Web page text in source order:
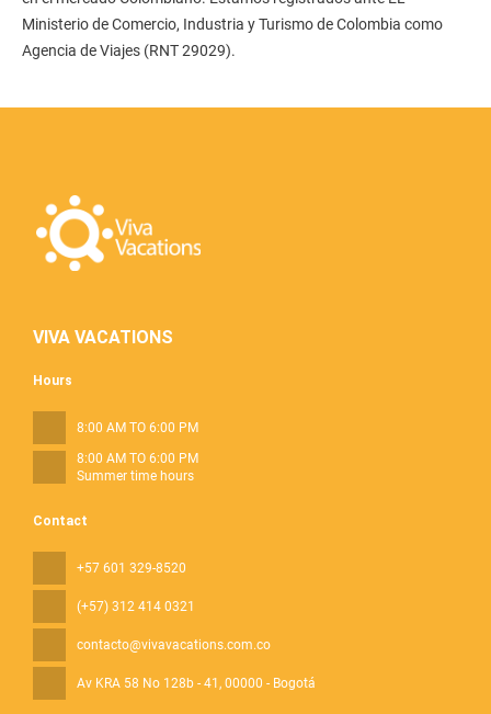
Ministerio de Comercio, Industria y Turismo de Colombia como
Agencia de Viajes (RNT 29029).
VIVA VACATIONS
Contact
+57 601 329-8520
(+57) 312 414 0321
contacto@vivavacations.com.co
Av KRA 58 No 128b - 41, 00000 - Bogotá
Hours
8:00 AM TO 6:00 PM
8:00 AM TO 6:00 PM
Summer time hours